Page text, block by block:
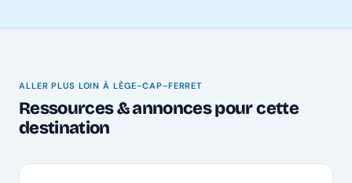
ALLER PLUS LOIN À LÈGE-CAP-FERRET
Ressources & annonces pour cette
destination